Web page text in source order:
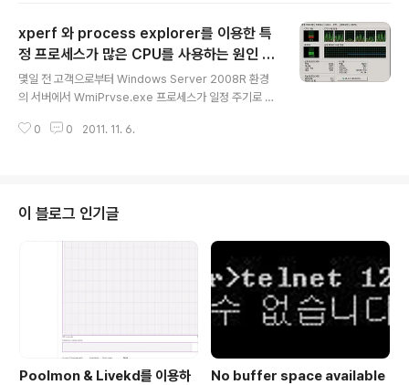
란] /PAE 매개 변수는 PAE(Physical Address Extens
ion)를 활성화합니다. 이 매개 변수는 Windows 커널의 P
AE 버전을 로드하도록 시스템에 지시합니다. PAE는 페이
지 변환 계층 구조를 사용하여 32비트 주소 지정이 설정된
시스템이 4GB 이상의 실제 메모리를 처리할 수 있도록 하
는 주소 지정 전략입니다..
xperf 와 process explorer를 이용한 특
정 프로세스가 많은 CPU를 사용하는 원인 분
석
몇일 전 고객으로부터 Windows Server 2008R 환경
의 서버에서 WmiPrvse.exe 프로세스가 일정 주기로 많
청을 받았습니다. xperf 와 process explorer를 이용
검 및 조치 방법] 문의 접수 후 해당 서버에 접속해서 확인
을 해 보니 아래와 같이 CPU 주기적으로 튀고 있었고 그
범인이 WmiPrvse.exe 였음을 확인 하였습니다. 거의 2
~3초 단위로 WmiPrvSE.exe의 CPU 사용률이 높아짐
0 0 2011. 11. 6.
이 블로그 인기글
Poolmon & Livekd를 이용하
No buffer space available